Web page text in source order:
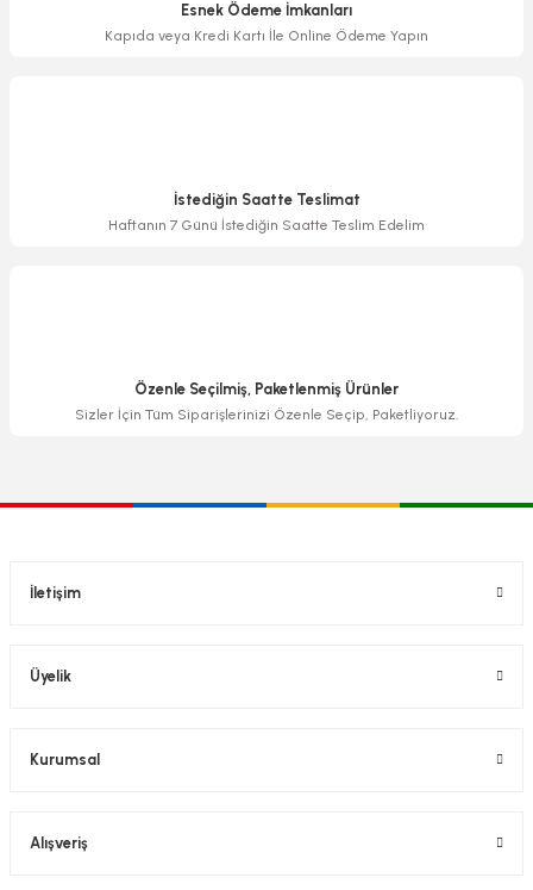
Esnek Ödeme İmkanları
Kapıda veya Kredi Kartı İle Online Ödeme Yapın
İstediğin Saatte Teslimat
Haftanın 7 Günü İstediğin Saatte Teslim Edelim
Özenle Seçilmiş, Paketlenmiş Ürünler
Sizler İçin Tüm Siparişlerinizi Özenle Seçip, Paketliyoruz.
İletişim
Üyelik
Kurumsal
Alışveriş